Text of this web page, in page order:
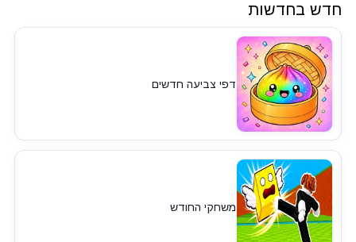
חדש בחדשות
דפי צביעה חדשים
משחקי החודש